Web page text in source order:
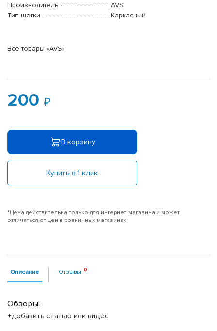
Производитель
AVS
Тип щетки
Каркасный
Все товары «AVS»
200
В корзину
Купить в 1 клик
*Цена действительна только для интернет-магазина и может
отличаться от цен в розничных магазинах
Описание Отзывы
Обзоры:
+добавить статью или видео